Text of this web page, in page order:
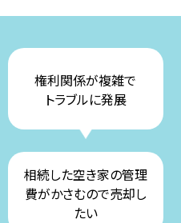
権利関係が複雑で
トラブルに発展
相続した空き家の管理
費がかさむので売却し
たい